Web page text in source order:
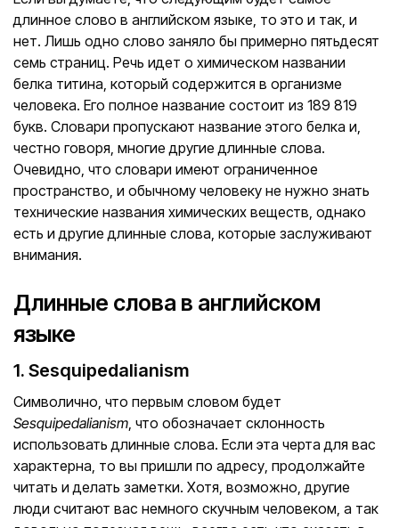
длинное слово в английском языке, то это и так, и
нет. Лишь одно слово заняло бы примерно пятьдесят
семь страниц. Речь идет о химическом названии
белка титина, который содержится в организме
человека. Его полное название состоит из 189 819
букв. Словари пропускают название этого белка и,
честно говоря, многие другие длинные слова.
Очевидно, что словари имеют ограниченное
пространство, и обычному человеку не нужно знать
технические названия химических веществ, однако
есть и другие длинные слова, которые заслуживают
внимания.
Длинные слова в английском
языке
1. Sesquipedalianism
Символично, что первым словом будет
Sesquipedalianism, что обозначает склонность
использовать длинные слова. Если эта черта для вас
характерна, то вы пришли по адресу, продолжайте
читать и делать заметки. Хотя, возможно, другие
люди считают вас немного скучным человеком, а так